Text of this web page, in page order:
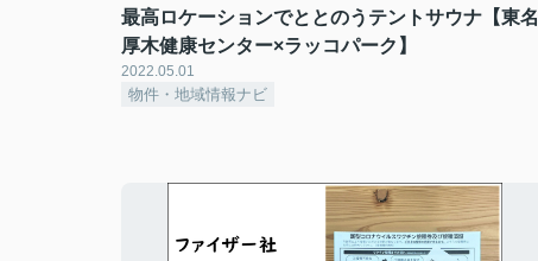
最高ロケーションでととのうテントサウナ【東名
厚木健康センター×ラッコパーク】
2022.05.01
物件・地域情報ナビ